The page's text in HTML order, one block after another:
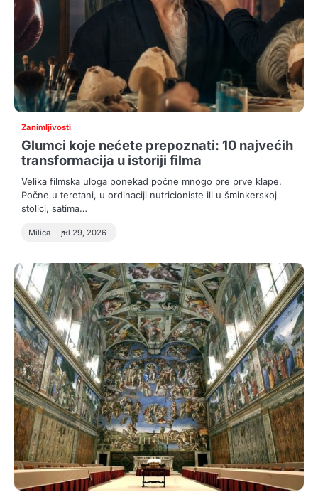
Zanimljivosti
Glumci koje nećete prepoznati: 10 najvećih
transformacija u istoriji filma
Velika filmska uloga ponekad počne mnogo pre prve klape.
Počne u teretani, u ordinaciji nutricioniste ili u šminkerskoj
stolici, satima…
Milica jul 29, 2026